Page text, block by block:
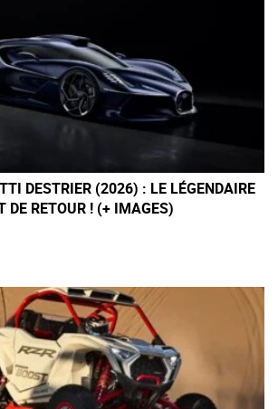
DESTRIER (2026) : LE LÉGENDAIRE
DE RETOUR ! (+ IMAGES)